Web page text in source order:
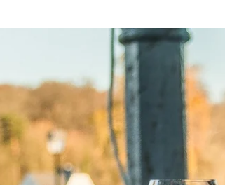
Choisissez votre hôtel :